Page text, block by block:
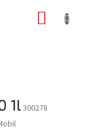
1l300278